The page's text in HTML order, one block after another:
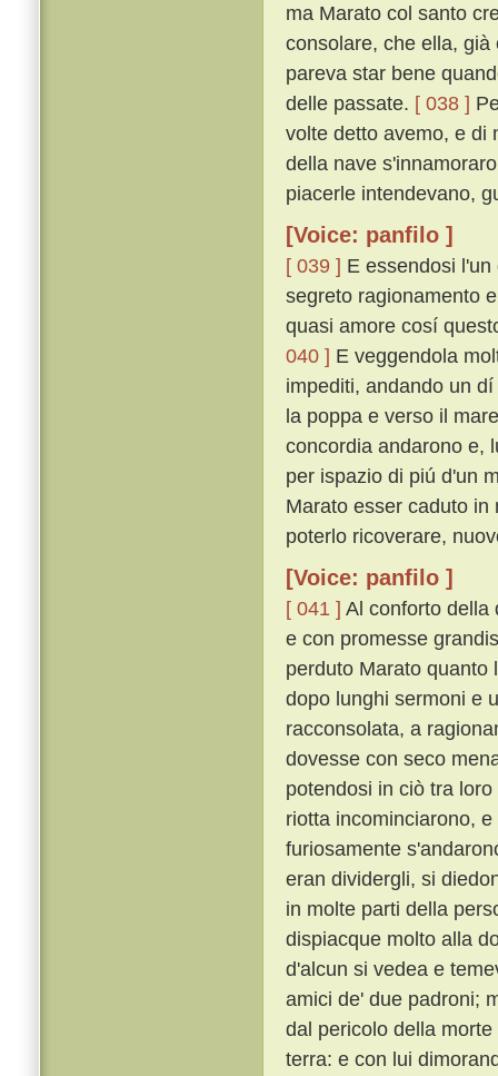
ma Marato col santo
consolare, che ella,
pareva star bene
delle passate. [ 038 ]
volte detto avemo, e di
della nave
piacerle intendevano,
[Voice: panfilo ]
[ 039 ] E essendosi
segreto ragionamento
quasi amore cosí
040 ] E veggendola
impediti, andando un
la poppa e verso il
concordia andarono e,
per ispazio di piú d'un
Marato esser caduto
poterlo ricoverare,
[Voice: panfilo ]
[ 041 ] Al conforto della
e con promesse
perduto Marato quanto
dopo lunghi sermoni e
racconsolata, a
dovesse con seco
potendosi in ciò tra
riotta incominciarono,
furiosamente
eran dividergli, si
in molte parti della
dispiacque molto alla
d'alcun si vedea e
amici de' due padroni;
dal pericolo della
terra: e con lui